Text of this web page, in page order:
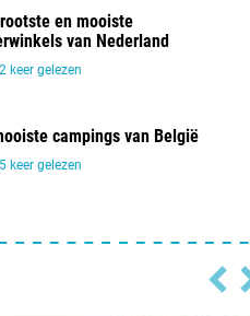
en mooiste
van Nederland
keer gelezen
campings van België
keer gelezen